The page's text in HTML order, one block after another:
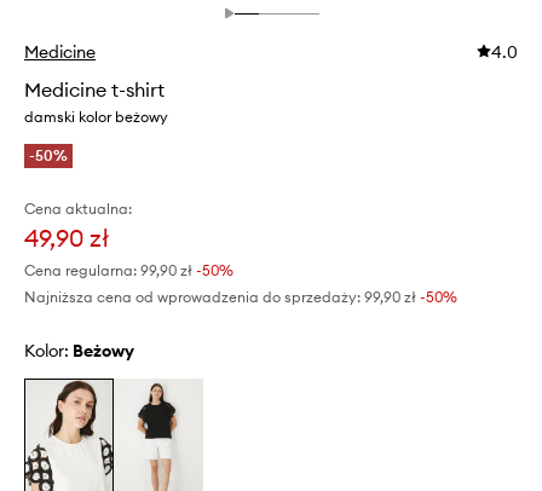
Medicine 4.0
Medicine t-shirt
damski kolor beżowy
-50%
Cena aktualna:
49,90 zł
Cena regularna: 99,90 zł -50%
Najniższa cena od wprowadzenia do sprzedaży: 99,90 zł -50%
Kolor: beżowy